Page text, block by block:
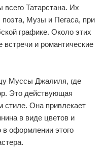
Татарстана. Их
Музы и Пегаса, при
графике. Около этих
встречи и романтические
Муссы Джалиля, где
Это действующая
стиле. Она привлекает
в виде цветов и
в оформлении этого